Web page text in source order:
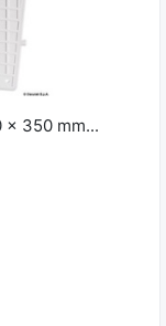
x 350 mm...